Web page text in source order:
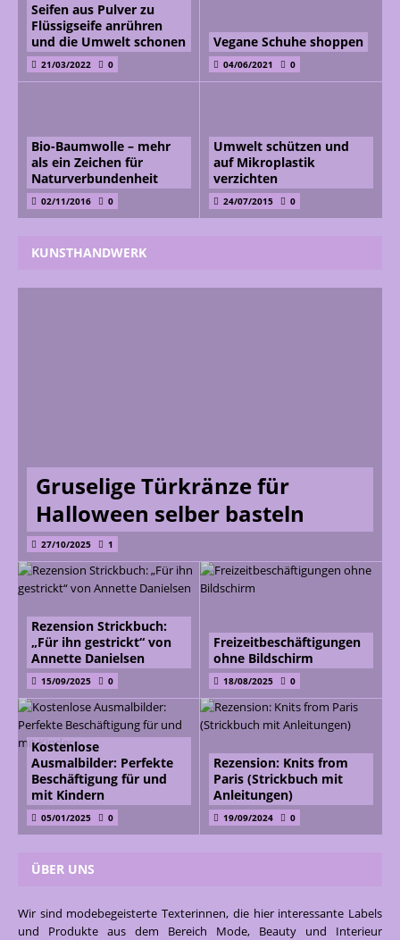
Seifen aus Pulver zu
Flüssigseife anrühren
und die Umwelt schonen
21/03/2022 0
Vegane Schuhe shoppen
04/06/2021 0
Bio-Baumwolle – mehr
als ein Zeichen für
Naturverbundenheit
02/11/2016 0
Umwelt schützen und
auf Mikroplastik
verzichten
24/07/2015 0
KUNSTHANDWERK
Gruselige Türkränze für
Halloween selber basteln
27/10/2025 1
Rezension Strickbuch:
„Für ihn gestrickt“ von
Annette Danielsen
15/09/2025 0
Freizeitbeschäftigungen
ohne Bildschirm
18/08/2025 0
Kostenlose
Ausmalbilder: Perfekte
Beschäftigung für und
mit Kindern
05/01/2025 0
Rezension: Knits from
Paris (Strickbuch mit
Anleitungen)
19/09/2024 0
ÜBER UNS
Wir sind modebegeisterte Texterinnen, die hier interessante Labels
und Produkte aus dem Bereich Mode, Beauty und Interieur